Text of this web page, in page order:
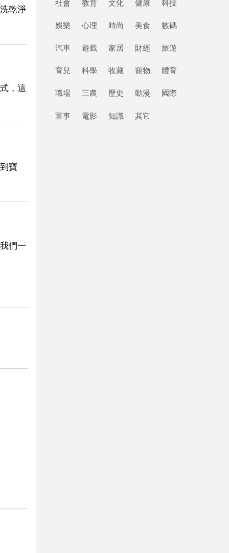
乾淨
，這
寶
們一
社會 教育 文化 健康 科技
娛樂 心理 時尚 美食 數碼
汽車 遊戲 家居 財經 旅遊
育兒 科學 收藏 寵物 體育
職場 三農 歷史 動漫 國際
軍事 電影 知識 其它